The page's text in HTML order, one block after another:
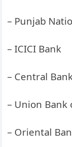
– Punjab
– ICICI Bank
– Central
– Union Bank
– Oriental